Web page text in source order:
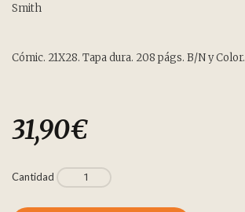
Smith
Cómic. 21X28. Tapa dura. 208 págs. B/N y Color.
31,90€
Cantidad